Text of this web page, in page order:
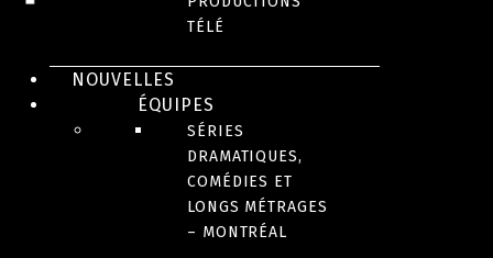
TÉLÉ
NOUVELLES
ÉQUIPES
SÉRIES
DRAMATIQUES,
COMÉDIES ET
LONGS MÉTRAGES
– MONTRÉAL
2020
LANGUE(S) ORIGINALE(S)